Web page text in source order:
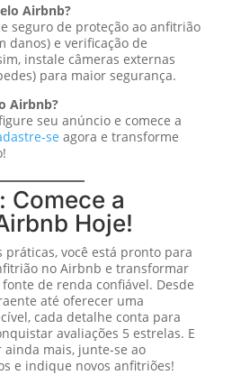
Airbnb?
seguro de proteção ao anfitrião
danos) e verificação de
instale câmeras externas
para maior segurança.
Airbnb?
seu anúncio e comece a
se agora e transforme
Comece a
Hoje!
práticas, você está pronto para
no Airbnb e transformar
de renda confiável. Desde
até oferecer uma
cada detalhe conta para
avaliações 5 estrelas. E
mais, junte-se ao
e indique novos anfitriões!